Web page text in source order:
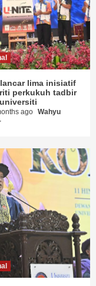
lancar lima inisiatif
perkukuh tadbir
ago Wahyu